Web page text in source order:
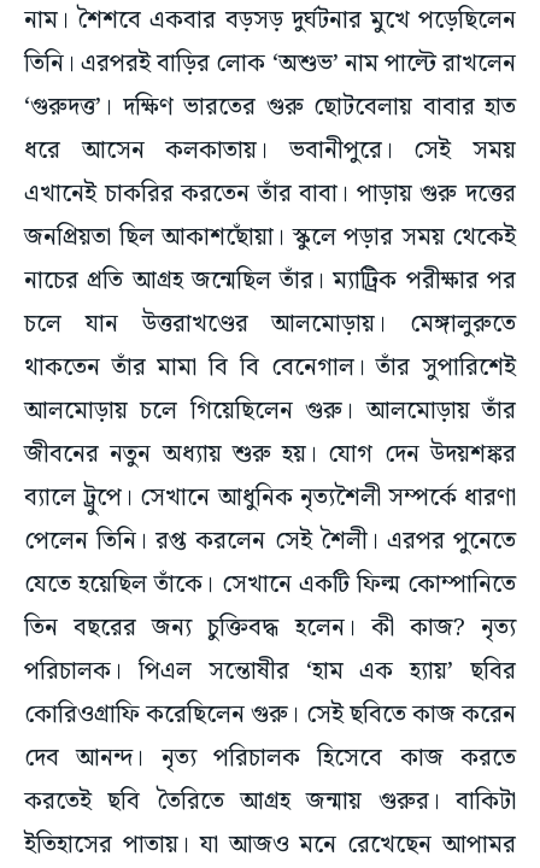
নাম। শৈশবে একবার বড়সড় দুর্ঘটনার মুখে পড়েছিলেন
তিনি। এরপরই বাড়ির লোক ‘অশুভ’ নাম পাল্টে রাখলেন
‘গুরুদত্ত’। দক্ষিণ ভারতের গুরু ছোটবেলায় বাবার হাত
ধরে আসেন কলকাতায়। ভবানীপুরে। সেই সময়
এখানেই চাকরির করতেন তাঁর বাবা। পাড়ায় গুরু দত্তের
জনপ্রিয়তা ছিল আকাশছোঁয়া। স্কুলে পড়ার সময় থেকেই
নাচের প্রতি আগ্রহ জন্মেছিল তাঁর। ম্যাট্রিক পরীক্ষার পর
চলে যান উত্তরাখণ্ডের আলমোড়ায়। মেঙ্গালুরুতে
থাকতেন তাঁর মামা বি বি বেনেগাল। তাঁর সুপারিশেই
আলমোড়ায় চলে গিয়েছিলেন গুরু। আলমোড়ায় তাঁর
জীবনের নতুন অধ্যায় শুরু হয়। যোগ দেন উদয়শঙ্কর
ব্যালে ট্রুপে। সেখানে আধুনিক নৃত্যশৈলী সম্পর্কে ধারণা
পেলেন তিনি। রপ্ত করলেন সেই শৈলী। এরপর পুনেতে
যেতে হয়েছিল তাঁকে। সেখানে একটি ফিল্ম কোম্পানিতে
তিন বছরের জন্য চুক্তিবদ্ধ হলেন। কী কাজ? নৃত্য
পরিচালক। পিএল সন্তোষীর ‘হাম এক হ্যায়’ ছবির
কোরিওগ্রাফি করেছিলেন গুরু। সেই ছবিতে কাজ করেন
দেব আনন্দ। নৃত্য পরিচালক হিসেবে কাজ করতে
করতেই ছবি তৈরিতে আগ্রহ জন্মায় গুরুর। বাকিটা
ইতিহাসের পাতায়। যা আজও মনে রেখেছেন আপামর